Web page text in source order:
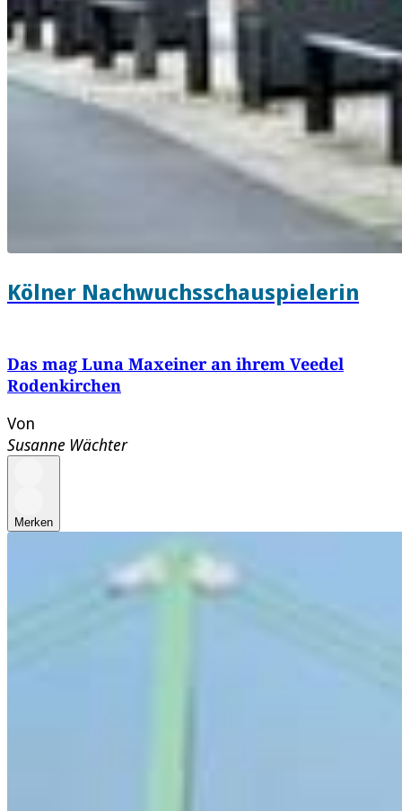
Kölner Nachwuchsschauspielerin
Das mag Luna Maxeiner an ihrem Veedel
Rodenkirchen
Von
Susanne Wächter
Merken